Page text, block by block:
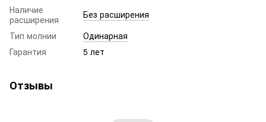
Наличие
расширения
Без расширения
Тип молнии
Одинарная
Гарантия
5 лет
Отзывы